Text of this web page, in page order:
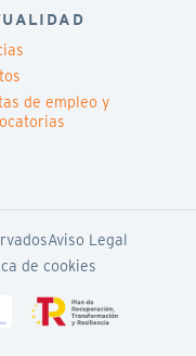
de empleo y
Aviso Legal
de cookies